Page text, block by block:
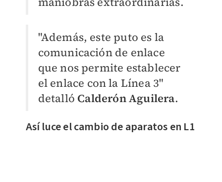
"Además, este puto es la
comunicación de enlace
que nos permite establecer
el enlace con la Línea 3"
detalló Calderón Aguilera.
Así luce el cambio de aparatos en L1